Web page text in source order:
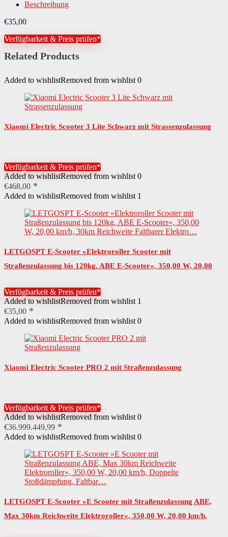
Federung Stoßdämpfer hinten
Leistung Akku in Volt 36,00 V
Spannung Akku 36,00 V
Steigfähigkeit 20,00 °
Rechtliche Pflichten
Beschreibung
€35,00
Verfügbarkeit & Preis prüfen*
Related Products
Added to wishlistRemoved from wishlist 0
Xiaomi Electric Scooter 3 Lite Schwarz mit Strassenzulassung
Verfügbarkeit & Preis prüfen*
Added to wishlistRemoved from wishlist 0
€468,00
Added to wishlistRemoved from wishlist 1
LETGOSPT E-Scooter »Elektroroller Scooter mit
Straßenzulassung bis 120kg, ABE E-Scooter«, 350,00 W, 20,00
Verfügbarkeit & Preis prüfen*
Added to wishlistRemoved from wishlist 1
€35,00
Added to wishlistRemoved from wishlist 0
Xiaomi Electric Scooter PRO 2 mit Straßenzulassung
Verfügbarkeit & Preis prüfen*
Added to wishlistRemoved from wishlist 0
€36.999.449,99
Added to wishlistRemoved from wishlist 0
LETGOSPT E-Scooter »E Scooter mit Straßenzulassung ABE,
Max 30km Reichweite Elektroroller«, 350,00 W, 20,00 km/h,